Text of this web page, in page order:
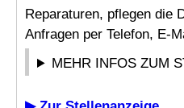
Reparaturen, pflegen die
Anfragen per Telefon, E-
MEHR INFOS ZUM